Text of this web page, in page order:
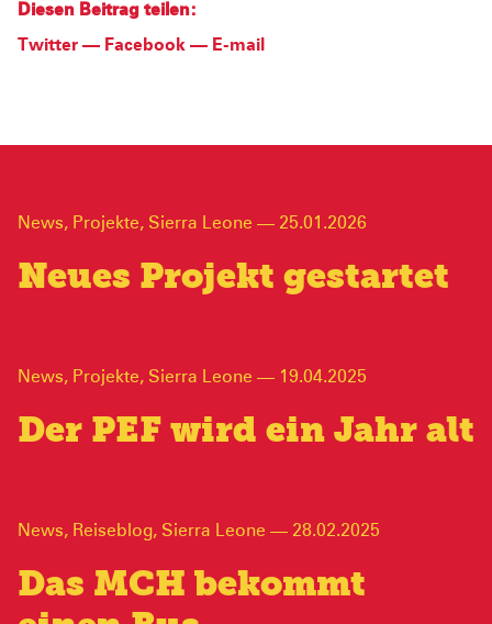
Diesen Beitrag teilen:
Twitter — Facebook — E-mail
News, Projekte, Sierra Leone — 25.01.2026
Neues Projekt gestartet
News, Projekte, Sierra Leone — 19.04.2025
Der PEF wird ein Jahr alt
News, Reiseblog, Sierra Leone — 28.02.2025
Das MCH bekommt